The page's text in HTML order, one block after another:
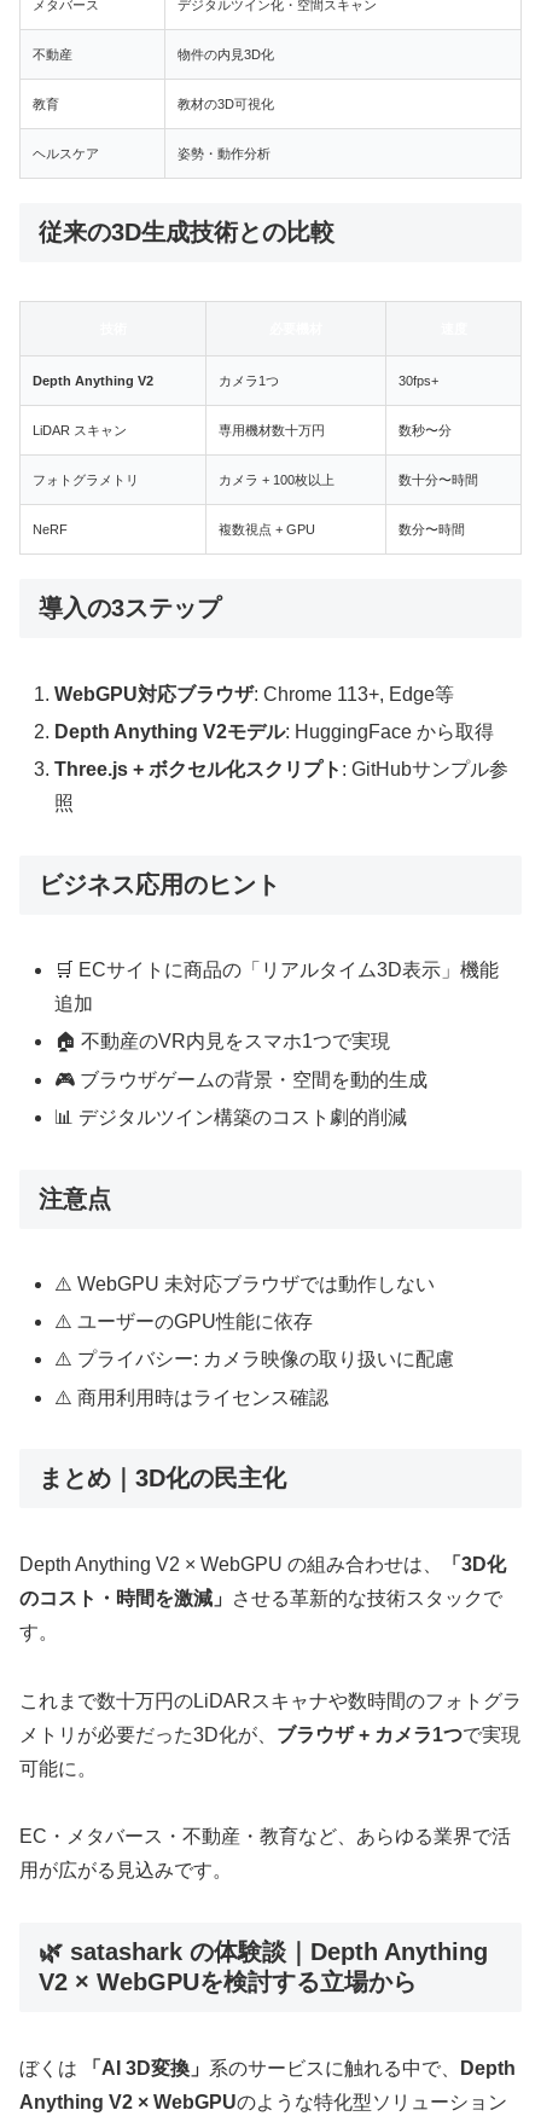
メタバース デジタルツイン化・空間スキャン
不動産 物件の内見3D化
教育 教材の3D可視化
ヘルスケア 姿勢・動作分析
従来の3D生成技術との比較
Depth Anything V2 カメラ1つ 30fps+
LiDAR スキャン 専用機材数十万円 数秒〜分
フォトグラメトリ カメラ + 100枚以上 数十分〜時間
NeRF 複数視点 + GPU 数分〜時間
導入の3ステップ
WebGPU対応ブラウザ: Chrome 113+, Edge等
Depth Anything V2モデル: HuggingFace から取得
Three.js + ボクセル化スクリプト : GitHubサンプル参
照
ビジネス応用のヒント
🛒 ECサイトに商品の「リアルタイム3D表示」機能
追加
🏠 不動産のVR内見をスマホ1つで実現
🎮 ブラウザゲームの背景・空間を動的生成
📊 デジタルツイン構築のコスト劇的削減
注意点
⚠️ WebGPU 未対応ブラウザでは動作しない
⚠️ ユーザーのGPU性能に依存
⚠️ プライバシー: カメラ映像の取り扱いに配慮
⚠️ 商用利用時はライセンス確認
まとめ｜3D化の民主化
Depth Anything V2 × WebGPU の組み合わせは、
「3D化
のコスト・時間を激減」
させる革新的な技術スタックで
す。
これまで数十万円のLiDARスキャナや数時間のフォトグラ
メトリが必要だった3D化が、 ブラウザ + カメラ1つで実現
可能に。
EC・メタバース・不動産・教育など、あらゆる業界で活
用が広がる見込みです。
🌿 satashark の体験談｜Depth Anything
V2 × WebGPUを検討する立場から
ぼくは 「AI 3D変換」 系のサービスに触れる中で、
Depth
Anything V2 × WebGPUのような特化型ソリューション